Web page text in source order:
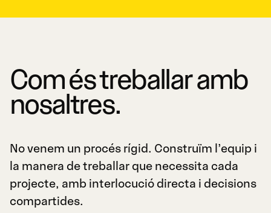
Com és treballar amb
nosaltres.
No venem un procés rígid. Construïm l’equip i
la manera de treballar que necessita cada
projecte, amb interlocució directa i decisions
compartides.